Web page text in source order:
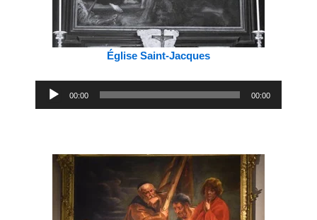
Église Saint-Jacques
Lecteur
00:00 00:00